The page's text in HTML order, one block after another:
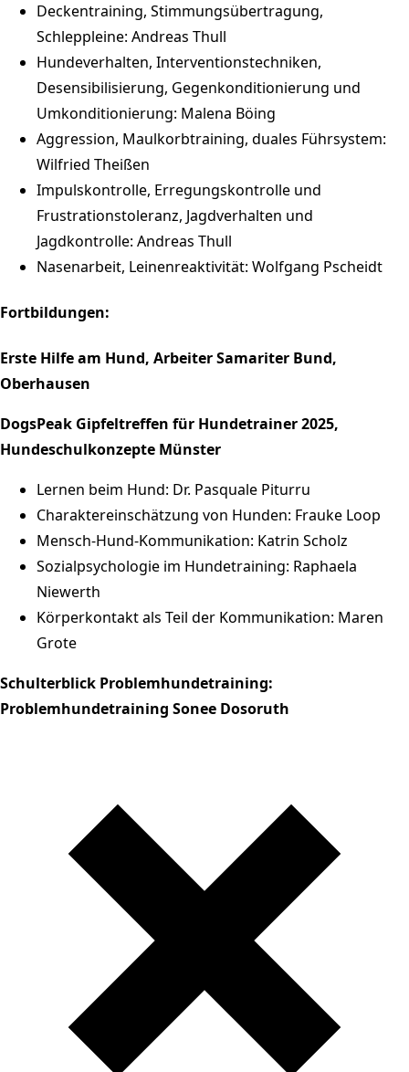
Deckentraining, Stimmungsübertragung,
Schleppleine: Andreas Thull
Hundeverhalten, Interventionstechniken,
Desensibilisierung, Gegenkonditionierung und
Umkonditionierung: Malena Böing
Aggression, Maulkorbtraining, duales Führsystem:
Wilfried Theißen
Impulskontrolle, Erregungskontrolle und
Frustrationstoleranz, Jagdverhalten und
Jagdkontrolle: Andreas Thull
Nasenarbeit, Leinenreaktivität: Wolfgang Pscheidt
Fortbildungen:
Erste Hilfe am Hund, Arbeiter Samariter Bund,
Oberhausen
DogsPeak Gipfeltreffen für Hundetrainer 2025,
Hundeschulkonzepte Münster
Lernen beim Hund: Dr. Pasquale Piturru
Charaktereinschätzung von Hunden: Frauke Loop
Mensch-Hund-Kommunikation: Katrin Scholz
Sozialpsychologie im Hundetraining: Raphaela
Niewerth
Körperkontakt als Teil der Kommunikation: Maren
Grote
Schulterblick Problemhundetraining:
Problemhundetraining Sonee Dosoruth